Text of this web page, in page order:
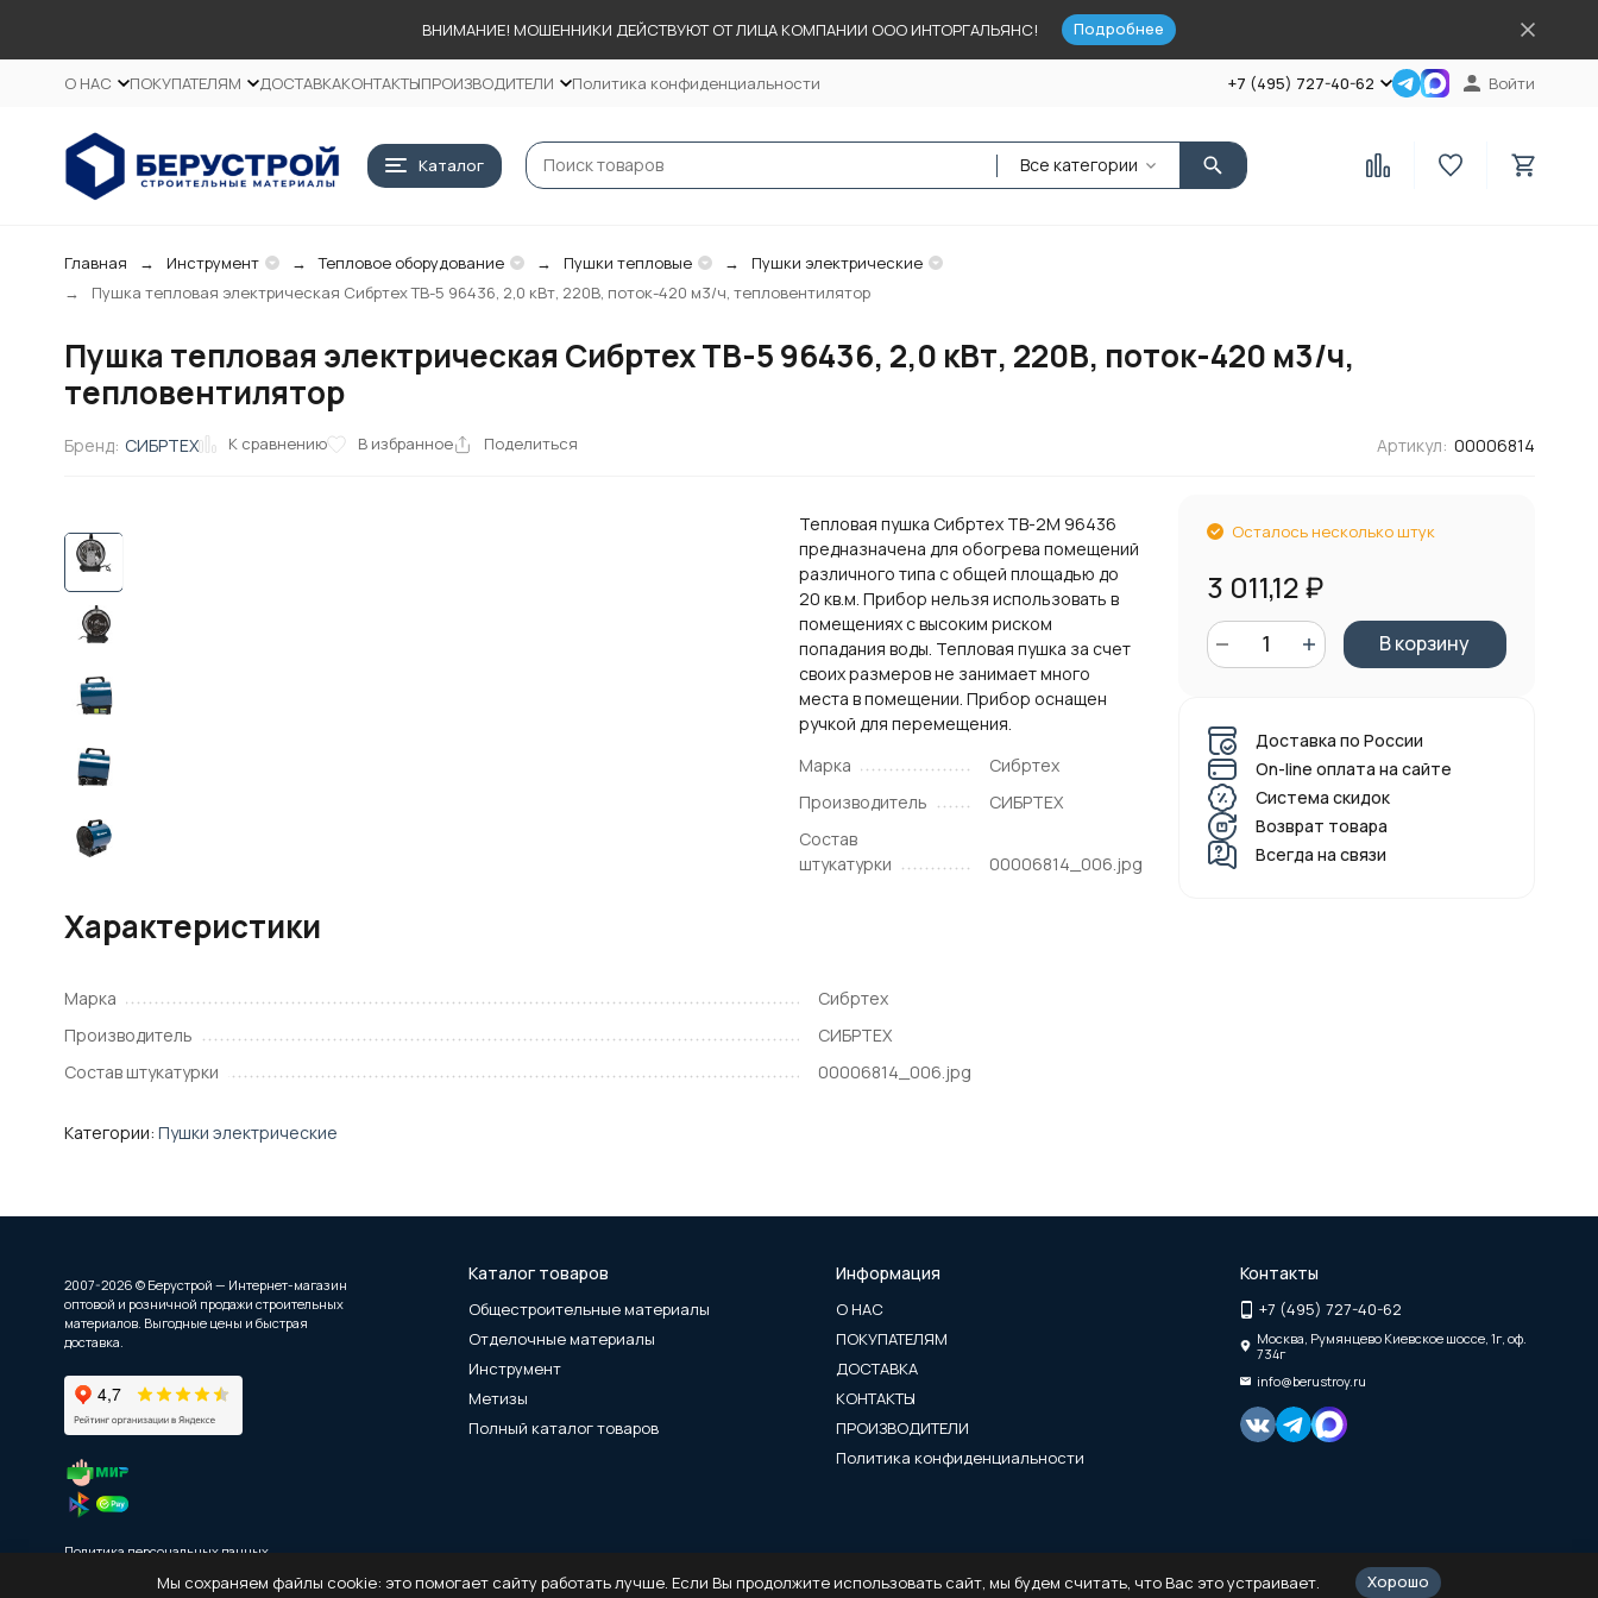
ВНИМАНИЕ! МОШЕННИКИ ДЕЙСТВУЮТ ОТ ЛИЦА КОМПАНИИ ООО ИНТОРГАЛЬЯНС! Подробнее
О НАС ПОКУПАТЕЛЯМ ДОСТАВКАКОНТАКТЫПРОИЗВОДИТЕЛИ Политика конфиденциальности +7 (495) 727-40-62 Войти
Каталог Все категории
Главная Инструмент Тепловое оборудование Пушки тепловые
Пушки электрические
Пушка тепловая электрическая Сибртех ТВ-5 96436, 2,0 кВт, 220В, поток-420 м3/ч, тепловентилятор
Пушка тепловая электрическая Сибртех ТВ-5 96436, 2,0 кВт, 220В, поток-420 м3/ч,
тепловентилятор
Бренд: СИБРТЕХ К сравнению В избранное Поделиться Артикул: 00006814
Тепловая пушка Сибртех ТВ-2М 96436
предназначена для обогрева помещений
различного типа с общей площадью до
20 кв.м. Прибор нельзя использовать в
помещениях с высоким риском
попадания воды. Тепловая пушка за счет
своих размеров не занимает много
места в помещении. Прибор оснащен
ручкой для перемещения.
Марка
Сибртех
Производитель
СИБРТЕХ
Состав
штукатурки
00006814_006.jpg
Осталось несколько штук
3 011,12₽
В корзину
Доставка по России
On-line оплата на сайте
Система скидок
Возврат товара
Всегда на связи
Характеристики
Марка
Сибртех
Производитель
СИБРТЕХ
Состав штукатурки
00006814_006.jpg
Категории: Пушки электрические
2007-2026 © Берустрой — Интернет-магазин
оптовой и розничной продажи строительных
материалов. Выгодные цены и быстрая
доставка.
Политика персональных данных
Каталог товаров
Общестроительные материалы
Отделочные материалы
Инструмент
Метизы
Полный каталог товаров
Информация
О НАС
ПОКУПАТЕЛЯМ
ДОСТАВКА
КОНТАКТЫ
ПРОИЗВОДИТЕЛИ
Политика конфиденциальности
Контакты
+7 (495) 727-40-62
Москва, Румянцево Киевское шоссе, 1г, оф.
734г
info@berustroy.ru
Мы сохраняем файлы cookie: это помогает сайту работать лучше. Если Вы продолжите использовать сайт, мы будем считать, что Вас это устраивает. Хорошо